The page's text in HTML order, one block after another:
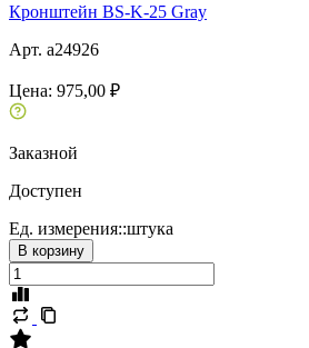
Кронштейн BS-K-25 Gray
Арт. a24926
Цена: 975,00 ₽
Заказной
Доступен
Ед. измерения::штука
В корзину